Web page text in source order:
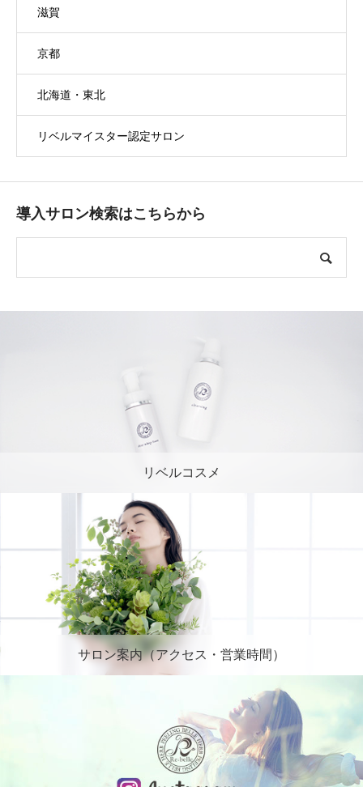
滋賀
京都
北海道・東北
リベルマイスター認定サロン
導入サロン検索はこちらから
リベルコスメ
サロン案内（アクセス・営業時間）